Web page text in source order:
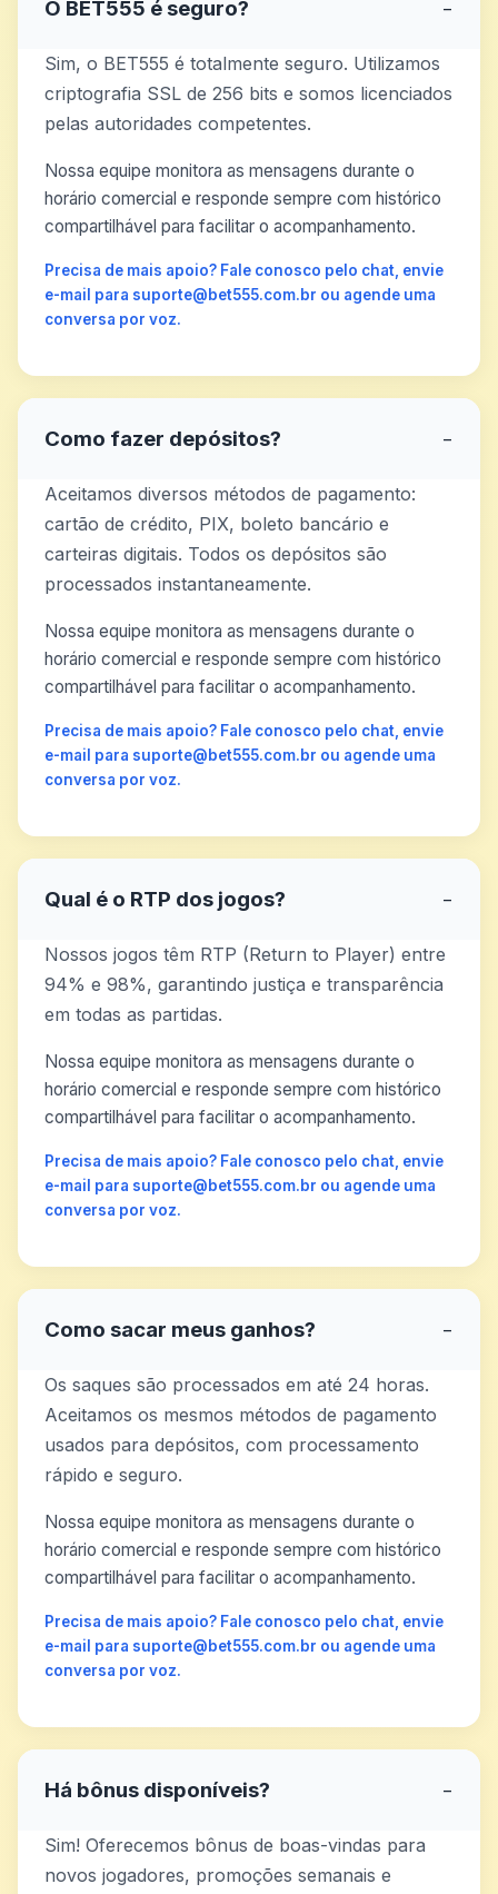
O BET555 é seguro? −
Sim, o BET555 é totalmente seguro. Utilizamos
criptografia SSL de 256 bits e somos licenciados
pelas autoridades competentes.
Nossa equipe monitora as mensagens durante o
horário comercial e responde sempre com histórico
compartilhável para facilitar o acompanhamento.
Precisa de mais apoio? Fale conosco pelo chat, envie
e-mail para suporte@bet555.com.br ou agende uma
conversa por voz.
Como fazer depósitos? −
Aceitamos diversos métodos de pagamento:
cartão de crédito, PIX, boleto bancário e
carteiras digitais. Todos os depósitos são
processados instantaneamente.
Nossa equipe monitora as mensagens durante o
horário comercial e responde sempre com histórico
compartilhável para facilitar o acompanhamento.
Precisa de mais apoio? Fale conosco pelo chat, envie
e-mail para suporte@bet555.com.br ou agende uma
conversa por voz.
Qual é o RTP dos jogos? −
Nossos jogos têm RTP (Return to Player) entre
94% e 98%, garantindo justiça e transparência
em todas as partidas.
Nossa equipe monitora as mensagens durante o
horário comercial e responde sempre com histórico
compartilhável para facilitar o acompanhamento.
Precisa de mais apoio? Fale conosco pelo chat, envie
e-mail para suporte@bet555.com.br ou agende uma
conversa por voz.
Como sacar meus ganhos? −
Os saques são processados em até 24 horas.
Aceitamos os mesmos métodos de pagamento
usados para depósitos, com processamento
rápido e seguro.
Nossa equipe monitora as mensagens durante o
horário comercial e responde sempre com histórico
compartilhável para facilitar o acompanhamento.
Precisa de mais apoio? Fale conosco pelo chat, envie
e-mail para suporte@bet555.com.br ou agende uma
conversa por voz.
Há bônus disponíveis? −
Sim! Oferecemos bônus de boas-vindas para
novos jogadores, promoções semanais e